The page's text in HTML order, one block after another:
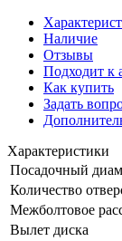
Наличие
Отзывы
Подходит к
Как купить
Задать
Характеристики
Посадочный
Количество
Межболтовое
Вылет диска